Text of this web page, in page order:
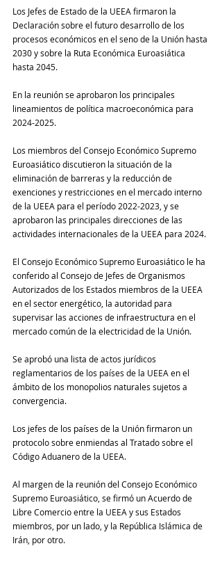
Los Jefes de Estado de la UEEA firmaron la
Declaración sobre el futuro desarrollo de los
procesos económicos en el seno de la Unión hasta
2030 y sobre la Ruta Económica Euroasiática
hasta 2045.
En la reunión se aprobaron los principales
lineamientos de política macroeconómica para
2024-2025.
Los miembros del Consejo Económico Supremo
Euroasiático discutieron la situación de la
eliminación de barreras y la reducción de
exenciones y restricciones en el mercado interno
de la UEEA para el período 2022-2023, y se
aprobaron las principales direcciones de las
actividades internacionales de la UEEA para 2024.
El Consejo Económico Supremo Euroasiático le ha
conferido al Consejo de Jefes de Organismos
Autorizados de los Estados miembros de la UEEA
en el sector energético, la autoridad para
supervisar las acciones de infraestructura en el
mercado común de la electricidad de la Unión.
Se aprobó una lista de actos jurídicos
reglamentarios de los países de la UEEA en el
ámbito de los monopolios naturales sujetos a
convergencia.
Los jefes de los países de la Unión firmaron un
protocolo sobre enmiendas al Tratado sobre el
Código Aduanero de la UEEA.
Al margen de la reunión del Consejo Económico
Supremo Euroasiático, se firmó un Acuerdo de
Libre Comercio entre la UEEA y sus Estados
miembros, por un lado, y la República Islámica de
Irán, por otro.